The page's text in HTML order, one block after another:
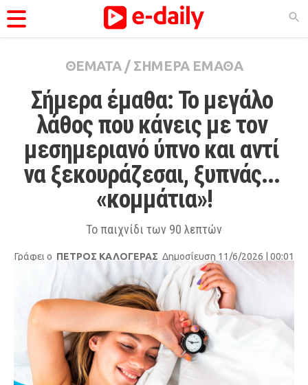
ΚΑΤΗΓΟΡΊΕΣ
Ειδήσεις
Θέματα
Videos
Podcasts
City Guide
Pop Culture
Agenda
FEEDS
ΘΕΜΑΤΑ/ ΣΗΜΕΡΑ ΕΜΑΘΑ
Σήμερα έμαθα: Το μεγάλο
λάθος που κάνεις με τον
μεσημεριανό ύπνο και αντί
να ξεκουράζεσαι, ξυπνάς...
«κομμάτια»!
Το παιχνίδι των 90 λεπτών
Γράφει ο ΠΕΤΡΟΣ ΚΑΛΟΓΕΡΑΣ Δημοσίευση 11/6/2026 | 00:01